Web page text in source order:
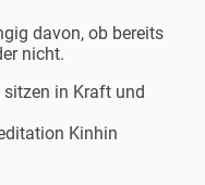
davon, ob bereits
nicht.
sitzen in Kraft und
Kinhin